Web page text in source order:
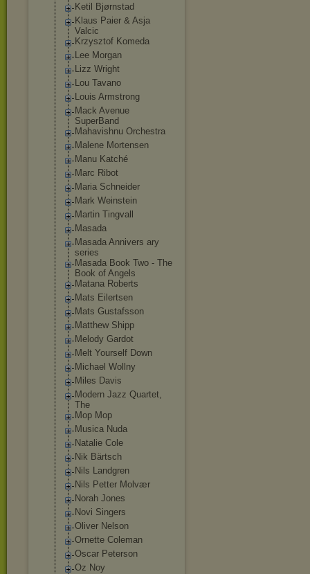
Ketil Bjørnstad
Klaus Paier & Asja
Valcic
Krzysztof Komeda
Lee Morgan
Lizz Wright
Lou Tavano
Louis Armstrong
Mack Avenue
SuperBand
Mahavishnu Orchestra
Malene Mortensen
Manu Katché
Marc Ribot
Maria Schneider
Mark Weinstein
Martin Tingvall
Masada
Masada Annivers ary
series
Masada Book Two - The
Book of Angels
Matana Roberts
Mats Eilertsen
Mats Gustafsson
Matthew Shipp
Melody Gardot
Melt Yourself Down
Michael Wollny
Miles Davis
Modern Jazz Quartet,
The
Mop Mop
Musica Nuda
Natalie Cole
Nik Bärtsch
Nils Landgren
Nils Petter Molvær
Norah Jones
Novi Singers
Oliver Nelson
Ornette Coleman
Oscar Peterson
Oz Noy